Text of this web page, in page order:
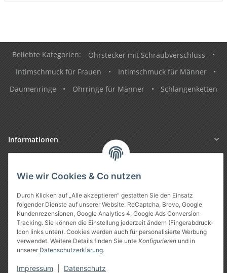
Wie wir Cookies & Co nutzen
Durch Klicken auf „Alle akzeptieren“ gestatten Sie den Einsatz
folgender Dienste auf unserer Website: ReCaptcha, Brevo, Google
Kundenrezensionen, Google Analytics 4, Google Ads Conversion
Tracking. Sie können die Einstellung jederzeit ändern (Fingerabdruck-
Icon links unten). Cookies werden auch für personalisierte Werbung
verwendet. Weitere Details finden Sie unte Konfigurieren und in
unserer Datenschutzerklärung.
Impressum Datenschutz
Beliebte Kategorien: Ohrstecker mit Schraubverschluss
•
Intimschmuck für Frauen
• Intimschmuck für Männer
•
Daumenringe
• Ohrringe für Männer • Schlangenketten
Informationen
Vertrag widerrufen